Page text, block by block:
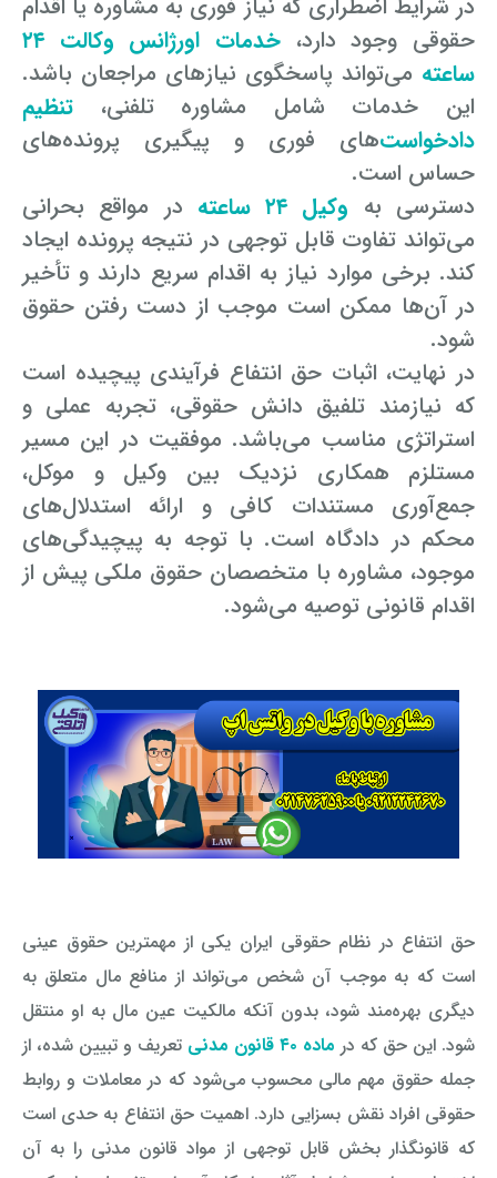
در شرایط اضطراری که نیاز فوری به مشاوره یا اقدام
حقوقی وجود دارد،
خدمات اورژانس وکالت ۲۴
ساعته می‌تواند پاسخگوی نیازهای مراجعان باشد.
این خدمات شامل مشاوره تلفنی، تنظیم
دادخواست‌های فوری و پیگیری پرونده‌های
حساس است.
دسترسی به وکیل ۲۴ ساعته
در مواقع بحرانی
می‌تواند تفاوت قابل توجهی در نتیجه پرونده ایجاد
کند. برخی موارد نیاز به اقدام سریع دارند و تأخیر
در آن‌ها ممکن است موجب از دست رفتن حقوق
شود.
در نهایت، اثبات حق انتفاع فرآیندی پیچیده است
که نیازمند تلفیق دانش حقوقی، تجربه عملی و
استراتژی مناسب می‌باشد. موفقیت در این مسیر
مستلزم همکاری نزدیک بین وکیل و موکل،
جمع‌آوری مستندات کافی و ارائه استدلال‌های
محکم در دادگاه است. با توجه به پیچیدگی‌های
موجود، مشاوره با متخصصان حقوق ملکی پیش از
اقدام قانونی توصیه می‌شود.
حق انتفاع در نظام حقوقی ایران یکی از مهمترین حقوق عینی
است که به موجب آن شخص می‌تواند از منافع مال متعلق به
دیگری بهره‌مند شود، بدون آنکه مالکیت عین مال به او منتقل
شود. این حق که در ماده ۴۰ قانون مدنی
تعریف و تبیین شده، از
جمله حقوق مهم مالی محسوب می‌شود که در معاملات و روابط
حقوقی افراد نقش بسزایی دارد. اهمیت حق انتفاع به حدی است
که قانونگذار بخش قابل توجهی از مواد قانون مدنی را به آن